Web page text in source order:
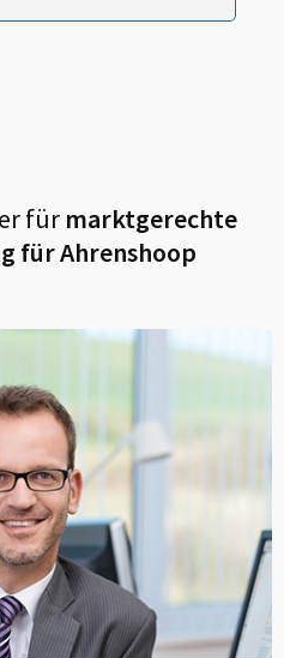
fürmarktgerechte
fürAhrenshoop